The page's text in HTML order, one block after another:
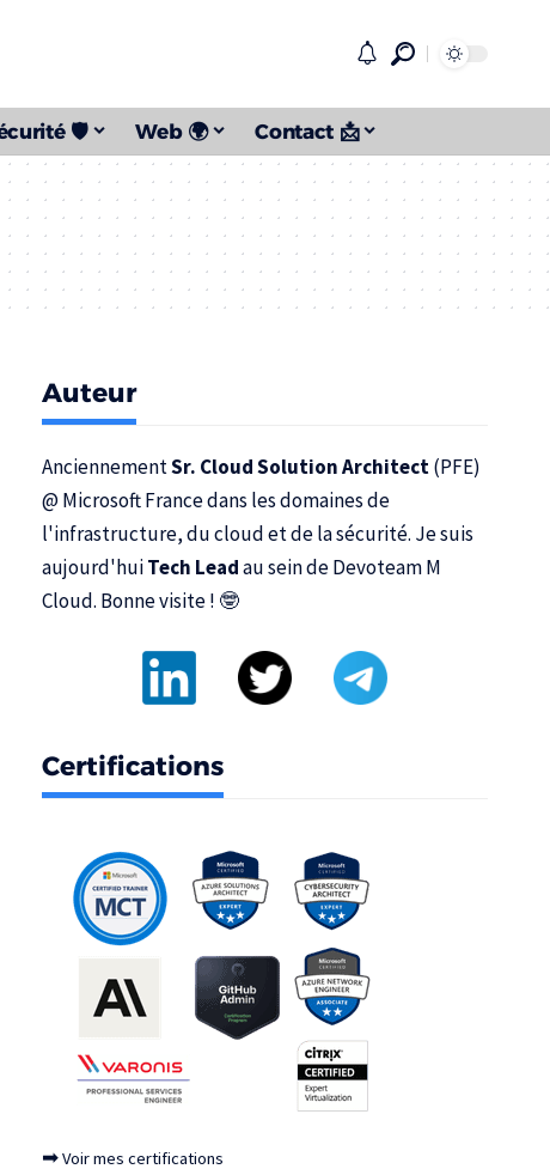
🛡️ Web 🌍 Contact 📩
Auteur
AnciennementSr. Cloud Solution Architect(PFE)
@ Microsoft Francedans les domaines de
l'infrastructure, du cloud et de la sécurité. Je suis
aujourd'huiTech Leadau sein deDevoteam M
Cloud. Bonne visite ! 🤓
Certifications
➡Voir mes certifications